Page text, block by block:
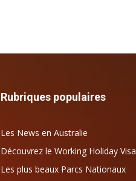
Rubriques populaires
Les News en Australie
Découvrez le Working Holiday Visa
Les plus beaux Parcs Nationaux